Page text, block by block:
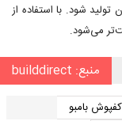
شود. با استفاده از
منبع: builddirect
کفپوش بامبو